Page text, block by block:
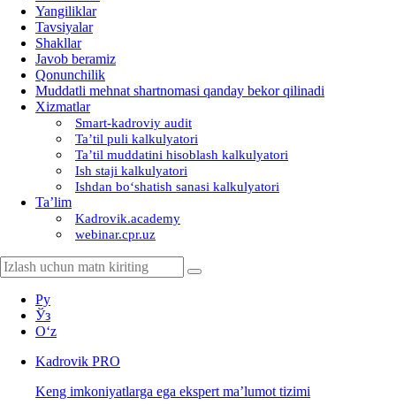
Yangiliklar
Tavsiyalar
Shakllar
Javob beramiz
Qonunchilik
Muddatli mehnat shartnomasi qanday bekor qilinadi
Xizmatlar
Smart-kadroviy audit
Ta’til puli kalkulyatori
Ta’til muddatini hisoblash kalkulyatori
Ish staji kalkulyatori
Ishdan boʻshatish sanasi kalkulyatori
Ta’lim
Kadrovik.academy
webinar.cpr.uz
Ру
Ўз
Oʻz
Kadrovik PRO
Keng imkoniyatlarga ega ekspert ma’lumot tizimi